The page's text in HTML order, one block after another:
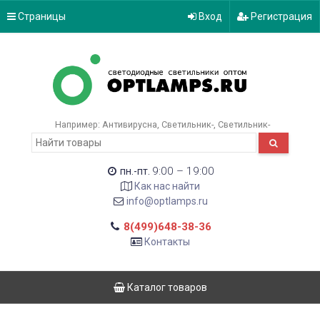
Страницы Вход Регистрация
Например: Антивирусна Светильник- Светильник-
пн.-пт. 9:00 – 19:00
Как нас найти
info@optlamps.ru
8(499)648-38-36
Контакты
Каталог товаров